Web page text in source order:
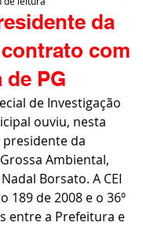
da
com
de PG
de Investigação
ouviu, nesta
presidente da
Ambiental,
Borsato. A CEI
189 de 2008 e o 36º
entre a Prefeitura e